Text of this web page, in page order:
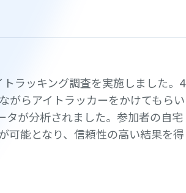
ラッキング調査を実施しました。4
がらアイトラッカーをかけてもらい
タが分析されました。参加者の自宅
可能となり、信頼性の高い結果を得